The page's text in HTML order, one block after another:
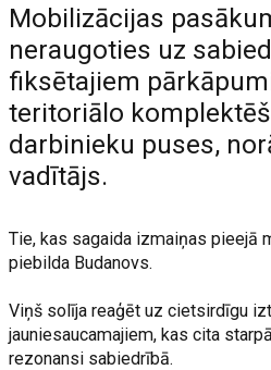
Mobilizācijas
neraugoties uz
fiksētajiem
teritoriālo
darbinieku puses,
vadītājs.
Tie, kas sagaida izmaiņas pieejā
piebilda Budanovs.
Viņš solīja reaģēt uz cietsirdīgu
jauniesaucamajiem, kas cita
rezonansi sabiedrībā.